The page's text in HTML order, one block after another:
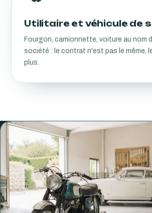
Utilitaire et véhicule de
Fourgon, camionnette, voiture au nom
société : le contrat n'est pas le même,
plus.